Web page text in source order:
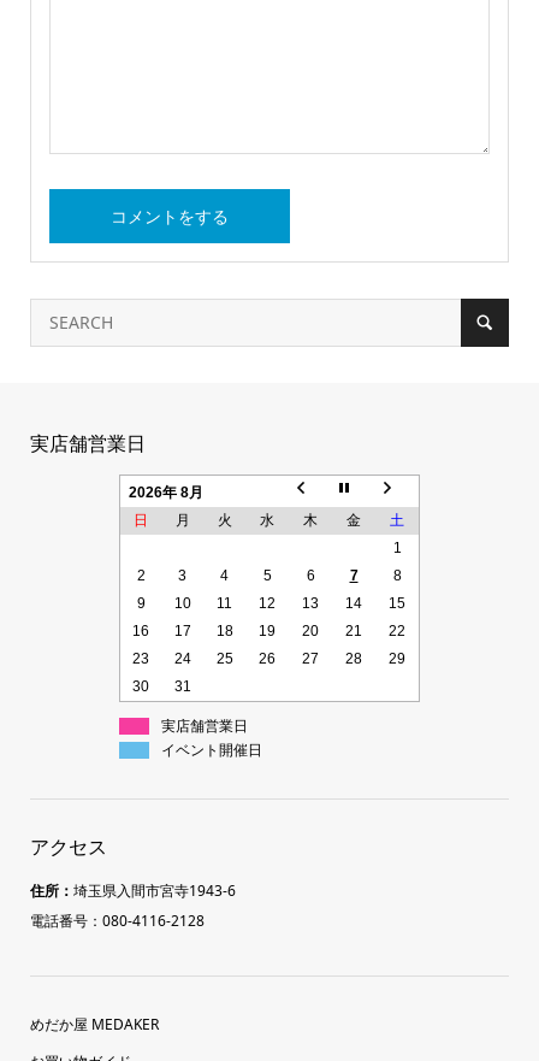
実店舗営業日
2026年 8月
日
月 火 水 木 金
土
1
2
3 4 5 6 7
8
9
10 11 12 13 14
15
16
17 18 19 20 21
22
23
24 25 26 27 28
29
30
31
実店舗営業日
イベント開催日
アクセス
住所： 埼玉県入間市宮寺1943-6
電話番号：080-4116-2128
めだか屋 MEDAKER